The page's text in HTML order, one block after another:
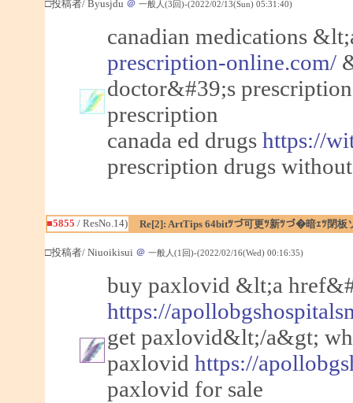
□投稿者/ Byusjdu ＠ 一般人(3回)-(2022/02/13(Sun) 05:31:40)
canadian medications
prescription-online.com/
doctor&#39;s
prescription
canada ed drugshttps://
prescription drugs
■5855 / ResNo.14) Re[2]: ArtTips 64bitﾂづ可更ﾂ新ﾂづ�暗ｪﾂ閉
□投稿者/ Niuoikisui ＠ 一般人(1回)-(2022/02/16(Wed) 00:16:35)
buy paxlovid &lt;a
https://
get paxlovid&lt;/a&gt;
paxlovidhttps://
paxlovid for sale